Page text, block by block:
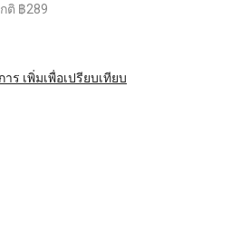
ติ ฿289
าร เพิ่มเพื่อเปรียบเทียบ